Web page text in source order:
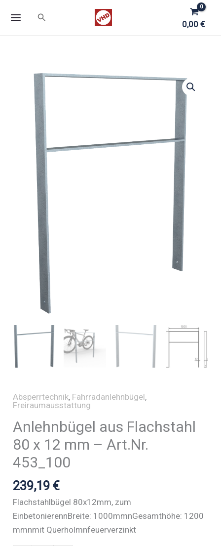
Inhalt
Suchen
0,00€
Absperrtechnik, Fahrradanlehnbügel,
Freiraumausstattung
Anlehnbügel aus Flachstahl
80 x 12 mm – Art.Nr.
453_100
239,19 €
Flachstahlbügel 80x12mm, zum
EinbetonierennBreite: 1000mmnGesamthöhe: 1200
mmnmit Querholmnfeuerverzinkt